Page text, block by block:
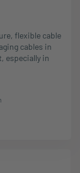
flexible cable
cables in
especially in